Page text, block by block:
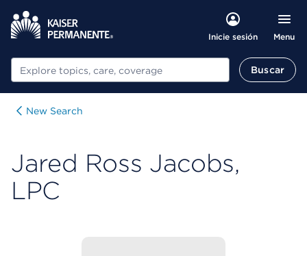
Inicie sesión Menu
Buscar Buscar
New Search
Jared Ross Jacobs,
LPC